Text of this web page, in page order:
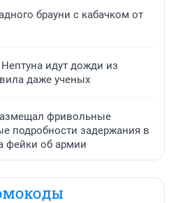
брауни с кабачком от
идут дожди из
даже ученых
фривольные
подробности задержания в
фейки об армии